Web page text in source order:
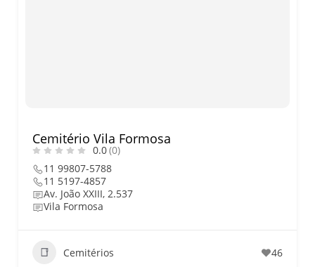
Cemitério Vila Formosa
0.0(0)
11 99807-5788
11 5197-4857
Av. João XXIII, 2.537
Vila Formosa
Cemitérios 46